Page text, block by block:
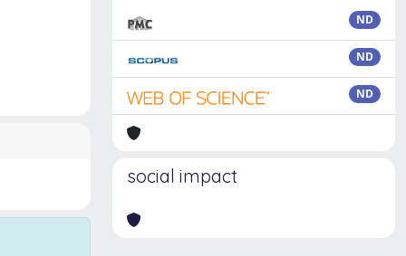
ND
ND
ND
social impact